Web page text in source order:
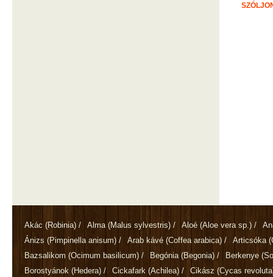
Akác (Robinia) / Alma (Malus sylvestris) / Aloé (Aloe vera sp.) /
Ánizs (Pimpinella anisum) / Arab kávé (Coffea arabica) / Articsóka
Bazsalikom (Ocimum basilicum) / Begónia (Begonia) / Berkenye
Borostyánok (Hedera) / Cickafark (Achilea) / Cikász (Cycas